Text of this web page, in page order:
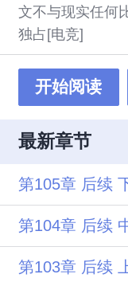
文不与现实任何
独占[电竞]
开始阅读
最新章节
第105章 后续
第104章 后续
第103章 后续